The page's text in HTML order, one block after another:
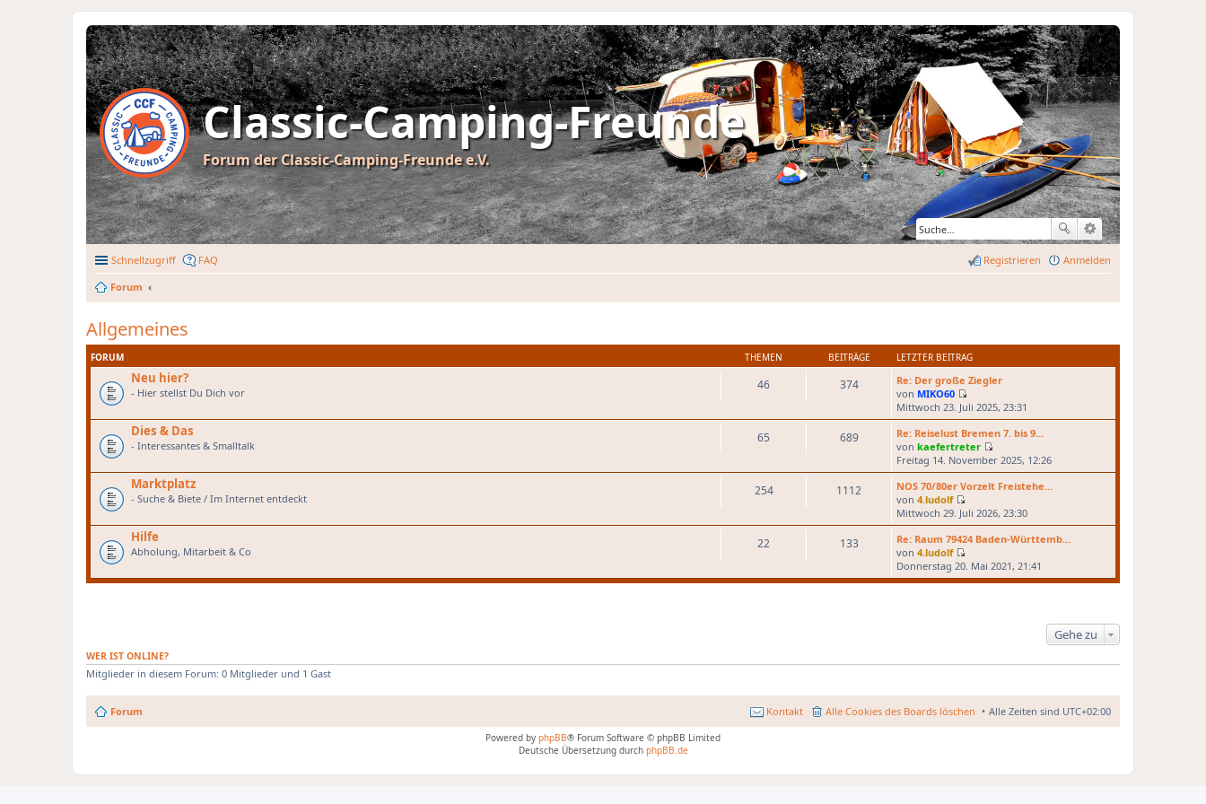
Classic-Camping-Freunde
Forum der Classic-Camping-Freunde e.V.
Schnellzugriff FAQ Anmelden
Registrieren
Forum
Allgemeines
FORUM THEMEN BEITRÄGE LETZTER BEITRAG
Neu hier?
- Hier stellst Du Dich vor
46 374
Re: Der große Ziegler
von MIKO60
N
e
u
e
s
t
e
B
e
i
a
Mittwoch 23. Juli 2025, 23:31
Dies & Das
- Interessantes & Smalltalk
65 689
Re: Reiselust Bremen 7. bis 9…
von kaefertreter
N
e
u
s
t
e
B
e
Freitag 14. November 2025, 12:26
Marktplatz
- Suche & Biete / Im Internet entdeckt
254 1112
NOS 70/80er Vorzelt Freistehe…
von 4.ludolf
N
e
u
t
g
Mittwoch 29. Juli 2026, 23:30
Hilfe
Abholung, Mitarbeit & Co
22 133
Re: Raum 79424 Baden-Württemb…
von 4.ludolf
N
e
i
t
r
Donnerstag 20. Mai 2021, 21:41
Gehe zu
WER IST ONLINE?
Mitglieder in diesem Forum: 0 Mitglieder und 1 Gast
Forum Alle Zeiten sind UTC+02:00
Alle Cookies des Boards löschen
Kontakt
Powered by phpBB® Forum Software © phpBB Limited
Deutsche Übersetzung durch phpBB.de